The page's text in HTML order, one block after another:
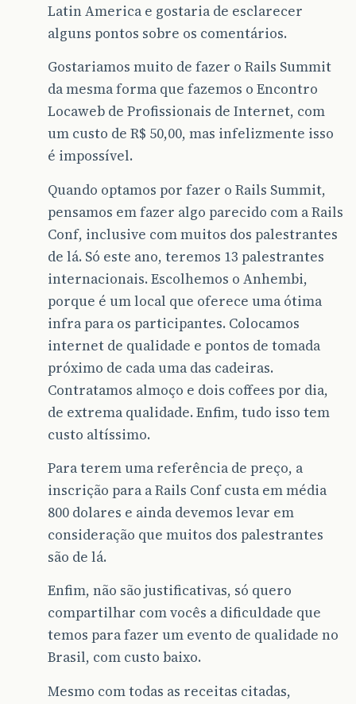
Latin America e gostaria de esclarecer
alguns pontos sobre os comentários.
Gostariamos muito de fazer o Rails Summit
da mesma forma que fazemos o Encontro
Locaweb de Profissionais de Internet, com
um custo de R$ 50,00, mas infelizmente isso
é impossível.
Quando optamos por fazer o Rails Summit,
pensamos em fazer algo parecido com a Rails
Conf, inclusive com muitos dos palestrantes
de lá. Só este ano, teremos 13 palestrantes
internacionais. Escolhemos o Anhembi,
porque é um local que oferece uma ótima
infra para os participantes. Colocamos
internet de qualidade e pontos de tomada
próximo de cada uma das cadeiras.
Contratamos almoço e dois coffees por dia,
de extrema qualidade. Enfim, tudo isso tem
custo altíssimo.
Para terem uma referência de preço, a
inscrição para a Rails Conf custa em média
800 dolares e ainda devemos levar em
consideração que muitos dos palestrantes
são de lá.
Enfim, não são justificativas, só quero
compartilhar com vocês a dificuldade que
temos para fazer um evento de qualidade no
Brasil, com custo baixo.
Mesmo com todas as receitas citadas,